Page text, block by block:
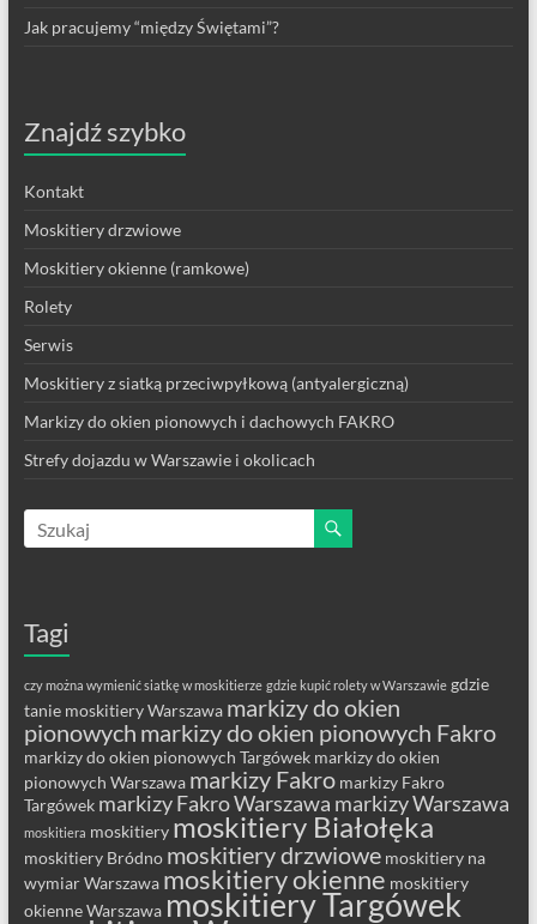
Jak pracujemy “między Świętami”?
Znajdź szybko
Kontakt
Moskitiery drzwiowe
Moskitiery okienne (ramkowe)
Rolety
Serwis
Moskitiery z siatką przeciwpyłkową (antyalergiczną)
Markizy do okien pionowych i dachowych FAKRO
Strefy dojazdu w Warszawie i okolicach
Tagi
czy można wymienić siatkę w moskitierze gdzie kupić rolety w Warszawie gdzie
tanie moskitiery Warszawa markizy do okien
pionowych markizy do okien pionowych Fakro
markizy do okien pionowych Targówek markizy do okien
pionowych Warszawa markizy Fakro markizy Fakro
Targówek markizy Fakro Warszawa markizy Warszawa
moskitiera moskitiery moskitiery Białołęka
moskitiery Bródno moskitiery drzwiowe moskitiery na
wymiar Warszawa moskitiery okienne moskitiery
okienne Warszawa moskitiery Targówek